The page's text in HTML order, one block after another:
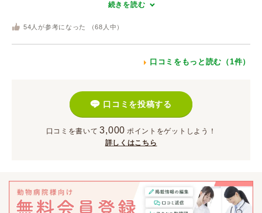
続きを読む
54 人が参考になった （68 人中）
口コミをもっと読む（1件）
口コミを投稿する
口コミを書いて 3,000 ポイント をゲットしよう！
詳しくはこちら